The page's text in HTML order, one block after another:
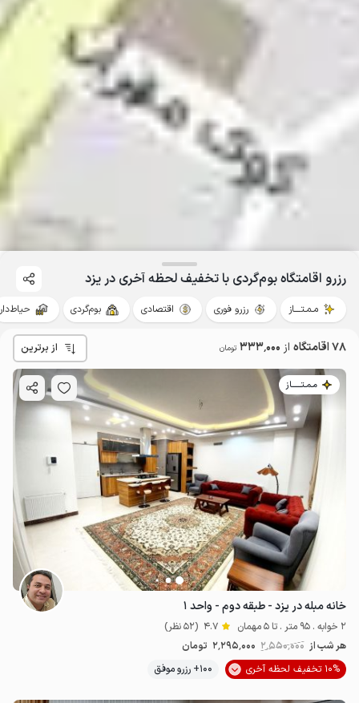
رزرو اقامتگاه بوم‌گردی با تخفیف لحظه آخری در یزد
مـمـتــــاز رزرو فوری اقتصادی بوم‌گردی حیاط‌دار
78 اقامتگاه از 333٬000 تومان از برترین
مـمـتــــــاز
خانه مبله در یزد - طبقه دوم - واحد ۱
2 خوابه . 95 متر . تا 5 مهمان 4.7 (52 نظر)
هر شب از 2٬550٬000 2٬295٬000 تومان
10% تخفیف لحظه آخری
100+ رزرو موفق